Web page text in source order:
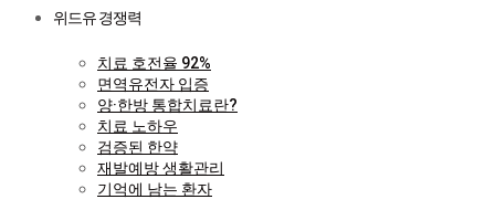
위드유 경쟁력
치료 호전율 92%
면역유전자 입증
양·한방 통합치료란?
치료 노하우
검증된 한약
재발예방 생활관리
기억에 남는 환자